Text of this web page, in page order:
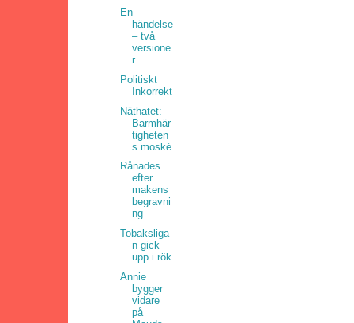
En
händelse
– två
versione
r
Politiskt
Inkorrekt
Näthatet:
Barmhär
tigheten
s moské
Rånades
efter
makens
begravni
ng
Tobaksliga
n gick
upp i rök
Annie
bygger
vidare
på